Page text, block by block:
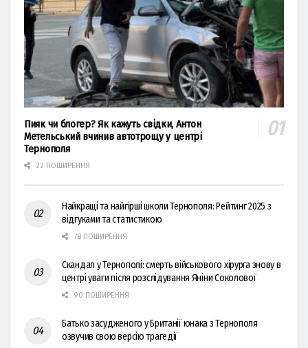
Пияк чи блогер? Як кажуть свідки, Антон
Метельський вчинив автотрощу у центрі
Тернополя
22 ПОШИРЕННЯ
Найкращі та найгірші школи Тернополя: Рейтинг 2025 з
відгуками та статистикою
78 ПОШИРЕННЯ
Скандал у Тернополі: смерть військового хірурга знову в
центрі уваги після розслідування Яніни Соколової
90 ПОШИРЕННЯ
Батько засудженого у Британії юнака з Тернополя
озвучив свою версію трагедії